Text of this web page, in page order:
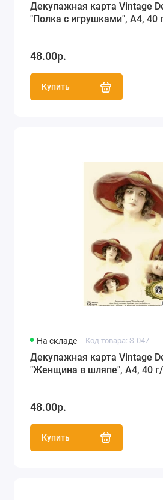
Декупажная карта Vintage
"Полка с игрушками", А4, 40
48.00р.
Купить
На складе Код товара: S-047
Декупажная карта Vintage
"Женщина в шляпе", А4, 40
48.00р.
Купить